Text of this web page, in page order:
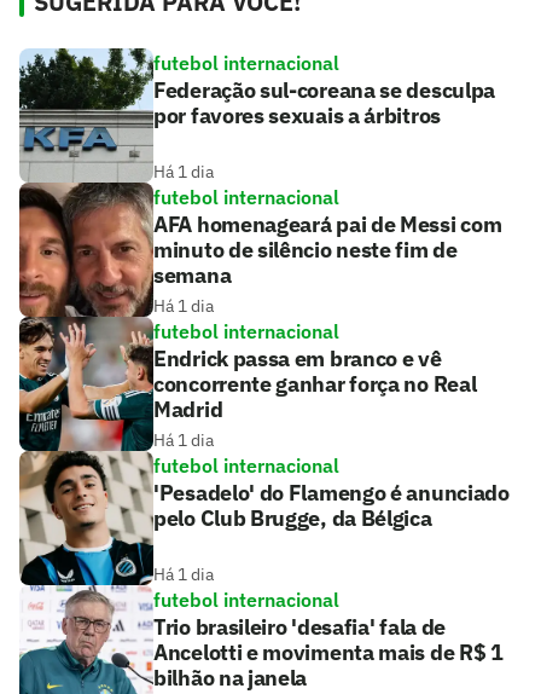
futebol internacional
Federação sul-coreana se desculpa
por favores sexuais a árbitros
Há 1 dia
futebol internacional
AFA homenageará pai de Messi com
minuto de silêncio neste fim de
semana
Há 1 dia
futebol internacional
Endrick passa em branco e vê
concorrente ganhar força no Real
Madrid
Há 1 dia
futebol internacional
'Pesadelo' do Flamengo é anunciado
pelo Club Brugge, da Bélgica
Há 1 dia
futebol internacional
Trio brasileiro 'desafia' fala de
Ancelotti e movimenta mais de R$ 1
bilhão na janela